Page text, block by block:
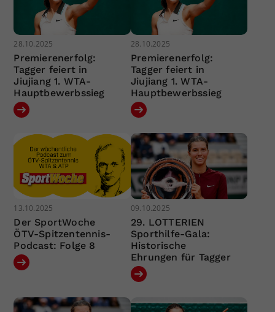
28.10.2025
Premierenerfolg:
Tagger feiert in
Jiujiang 1. WTA-
Hauptbewerbssieg
28.10.2025
Premierenerfolg:
Tagger feiert in
Jiujiang 1. WTA-
Hauptbewerbssieg
13.10.2025
Der SportWoche
ÖTV-Spitzentennis-
Podcast: Folge 8
09.10.2025
29. LOTTERIEN
Sporthilfe-Gala:
Historische
Ehrungen für Tagger